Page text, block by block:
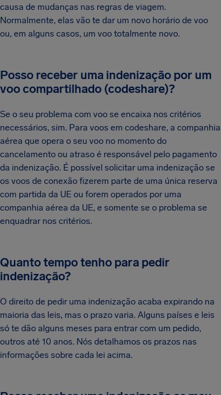
causa de mudanças nas regras de viagem.
Normalmente, elas vão te dar um novo horário de voo
ou, em alguns casos, um voo totalmente novo.
Posso receber uma indenização por um
voo compartilhado (codeshare)?
Se o seu problema com voo se encaixa nos critérios
necessários, sim. Para voos em codeshare, a companhia
aérea que opera o seu voo no momento do
cancelamento ou atraso é responsável pelo pagamento
da indenização. É possível solicitar uma indenização se
os voos de conexão fizerem parte de uma única reserva
com partida da UE ou forem operados por uma
companhia aérea da UE, e somente se o problema se
enquadrar nos critérios.
Quanto tempo tenho para pedir
indenização?
O direito de pedir uma indenização acaba expirando na
maioria das leis, mas o prazo varia. Alguns países e leis
só te dão alguns meses para entrar com um pedido,
outros até 10 anos. Nós detalhamos os prazos nas
informações sobre cada lei acima.